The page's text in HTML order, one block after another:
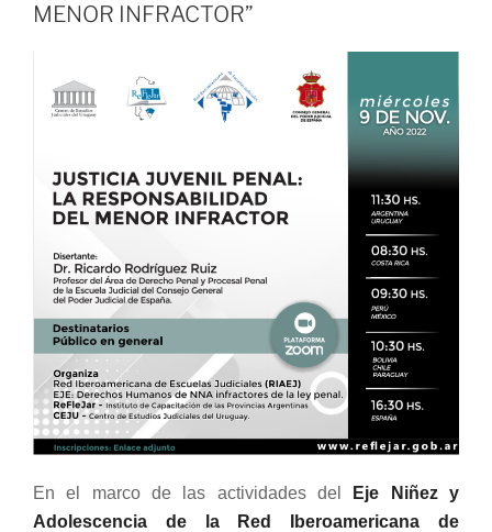
MENOR INFRACTOR”
En el marco de las actividades del
Eje Niñez y
Adolescencia de la Red Iberoamericana de